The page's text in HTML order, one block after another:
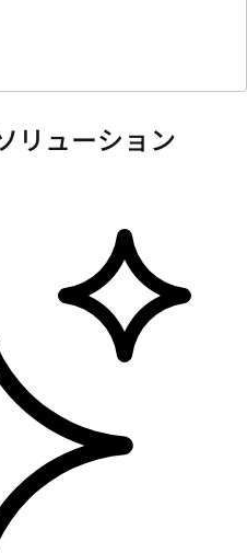
リューション